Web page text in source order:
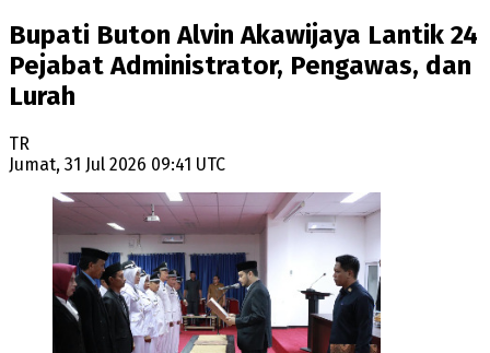
Bupati Buton Alvin Akawijaya Lantik 24
Pejabat Administrator, Pengawas, dan
Lurah
TR
Jumat, 31 Jul 2026 09:41 UTC